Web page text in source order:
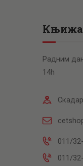
Радним
14h
011/
011/